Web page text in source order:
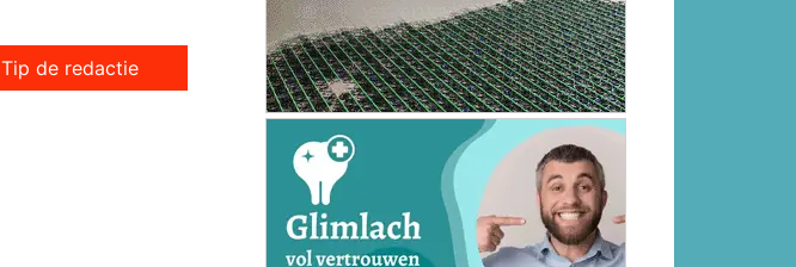
Tip de redactie